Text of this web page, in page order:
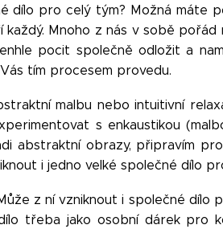
dílo pro celý tým? Možná máte
Mnoho z nás v sobě pořád
pocit společně odložit a
tím procesem provedu.
malbu nebo intuitivní
s enkaustikou
abstraktní obrazy, připravím
i jedno velké společné dílo
z ní vzniknout i společné dílo
třeba jako osobní dárek pro